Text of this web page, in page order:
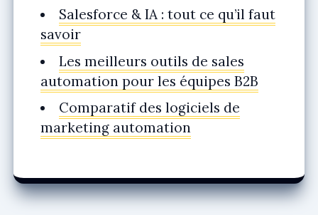
Salesforce & IA : tout ce qu’il faut
savoir
Les meilleurs outils de sales
automation pour les équipes B2B
Comparatif des logiciels de
marketing automation